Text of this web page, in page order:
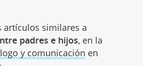
artículos similares a
padres e hijos, en la
y comunicación en